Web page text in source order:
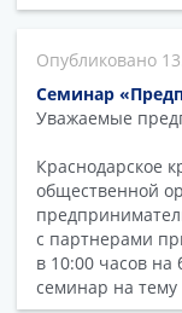
Публичные
Документы
Семинар
Уважаемые
Краснодарское
общественной
с партнерами
в 10:00 часов
семинар на